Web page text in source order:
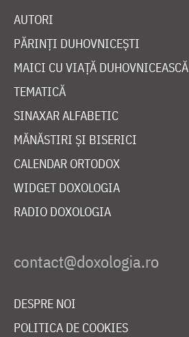
AUTORI
PĂRINȚI DUHOVNICEȘTI
MAICI CU VIAȚĂ DUHOVNICEASCĂ
TEMATICĂ
SINAXAR ALFABETIC
MĂNĂSTIRI ȘI BISERICI
CALENDAR ORTODOX
WIDGET DOXOLOGIA
RADIO DOXOLOGIA
DESPRE NOI
POLITICA DE COOKIES